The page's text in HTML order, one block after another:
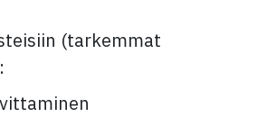
(tarkemmat